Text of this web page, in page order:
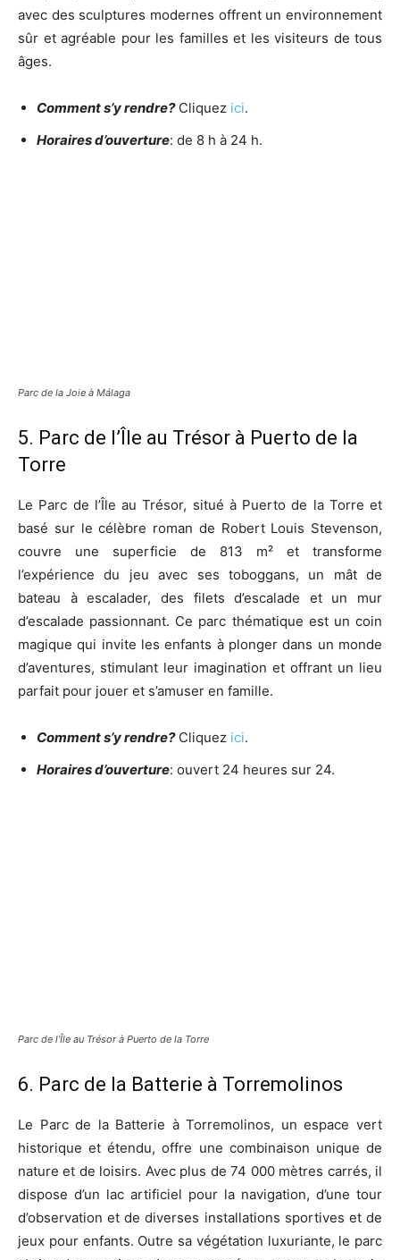
avec des sculptures modernes offrent un environnement
sûr et agréable pour les familles et les visiteurs de tous
âges.
Comment s’y rendre?Cliquez ici.
Horaires d’ouverture: de 8 h à 24 h.
Parc de la Joie à Málaga
5. Parc de l’Île au Trésor à Puerto de la
Torre
Le Parc de l’Île au Trésor, situé à Puerto de la Torre et
basé sur le célèbre roman de Robert Louis Stevenson,
couvre une superficie de 813 m² et transforme
l’expérience du jeu avec ses toboggans, un mât de
bateau à escalader, des filets d’escalade et un mur
d’escalade passionnant. Ce parc thématique est un coin
magique qui invite les enfants à plonger dans un monde
d’aventures, stimulant leur imagination et offrant un lieu
parfait pour jouer et s’amuser en famille.
Comment s’y rendre?Cliquez ici.
Horaires d’ouverture: ouvert 24 heures sur 24.
Parc de l’Île au Trésor à Puerto de la Torre
6. Parc de la Batterie à Torremolinos
Le Parc de la Batterie à Torremolinos, un espace vert
historique et étendu, offre une combinaison unique de
nature et de loisirs. Avec plus de 74 000 mètres carrés, il
dispose d’un lac artificiel pour la navigation, d’une tour
d’observation et de diverses installations sportives et de
jeux pour enfants. Outre sa végétation luxuriante, le parc